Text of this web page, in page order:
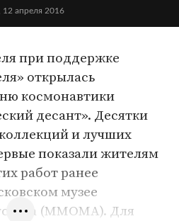
12 апреля 2016
при поддержке
открылась
космонавтики
десант». Десятки
и лучших
показали жителям
работ ранее
музее
(MMOMA). Для